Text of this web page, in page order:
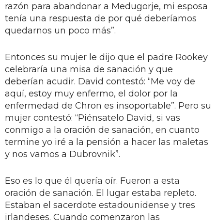
razón para abandonar a Medugorje, mi esposa
tenía una respuesta de por qué deberíamos
quedarnos un poco más”.
Entonces su mujer le dijo que el padre Rookey
celebraría una misa de sanación y que
deberían acudir. David contestó: “Me voy de
aquí, estoy muy enfermo, el dolor por la
enfermedad de Chron es insoportable”. Pero su
mujer contestó: “Piénsatelo David, si vas
conmigo a la oración de sanación, en cuanto
termine yo iré a la pensión a hacer las maletas
y nos vamos a Dubrovnik”.
Eso es lo que él quería oír. Fueron a esta
oración de sanación. El lugar estaba repleto.
Estaban el sacerdote estadounidense y tres
irlandeses. Cuando comenzaron las